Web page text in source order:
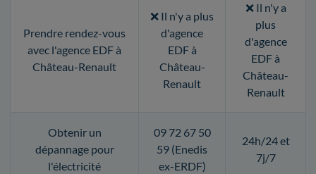
Prendre rendez-vous
avec l'agence EDF à
Château-Renault
❌ Il n'y a plus
d'agence
EDF à
Château-
Renault
❌ Il n'y a
plus
d'agence
EDF à
Château-
Renault
Obtenir un
dépannage pour
l'électricité
09 72 67 50
59 (Enedis
ex-ERDF)
24h/24 et
7j/7